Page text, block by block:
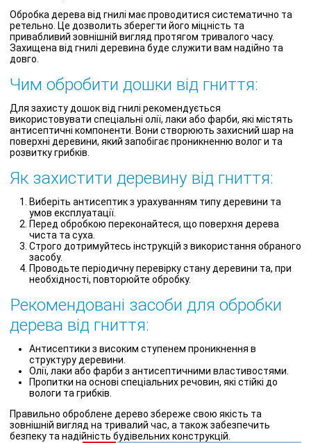
Обробка дерева від гнилі має проводитися систематично та
ретельно. Це дозволить зберегти його міцність та
привабливий зовнішній вигляд протягом тривалого часу.
Захищена від гнилі деревина буде служити вам надійно та
довго.
Чим обробити дошки від гниття:
Для захисту дошок від гнилі рекомендується
використовувати спеціальні олії, лаки або фарби, які містять
антисептичні компоненти. Вони створюють захисний шар на
поверхні деревини, який запобігає проникненню волог и та
розвитку грибків.
Як захистити деревину від гниття:
Виберіть антисептик з урахуванням типу деревини та
умов експлуатації.
Перед обробкою переконайтеся, що поверхня дерева
чиста та суха.
Строго дотримуйтесь інструкцій з використання обраного
засобу.
Проводьте періодичну перевірку стану деревини та, при
необхідності, повторюйте обробку.
Рекомендовані засоби для обробки
дерева від гниття:
Антисептики з високим ступенем проникнення в
структуру деревини.
Олії, лаки або фарби з антисептичними властивостями.
Пропитки на основі спеціальних речовин, які стійкі до
вологи та грибків.
Правильно оброблене дерево збереже свою якість та
зовнішній вигляд на тривалий час, а також забезпечить
безпеку та надійність будівельних конструкцій.